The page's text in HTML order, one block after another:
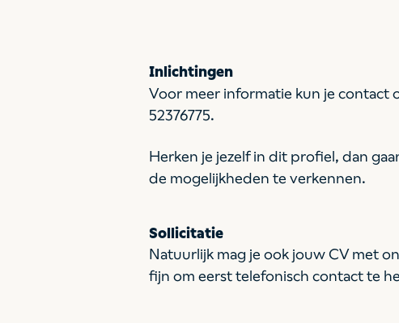
Inlichtingen
Voor meer informatie kun je contact
52376775.
Herken je jezelf in dit profiel, dan
de mogelijkheden te verkennen.
Sollicitatie
Natuurlijk mag je ook jouw CV met
fijn om eerst telefonisch contact te